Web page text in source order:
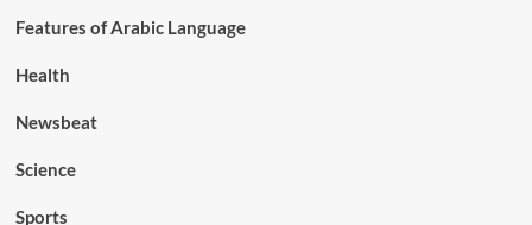
Features of Arabic Language
Health
Newsbeat
Science
Sports